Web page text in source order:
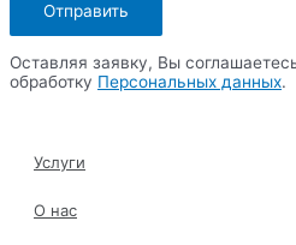
Отправить
Оставляя заявку, Вы
обработку Персональных данных.
Услуги
О нас